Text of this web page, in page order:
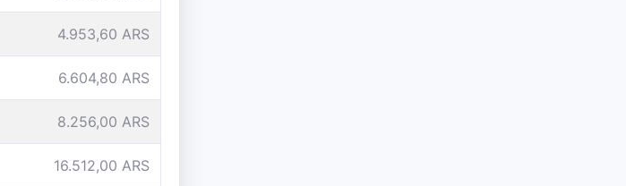
4.953,60 ARS
6.604,80 ARS
8.256,00 ARS
16.512,00 ARS